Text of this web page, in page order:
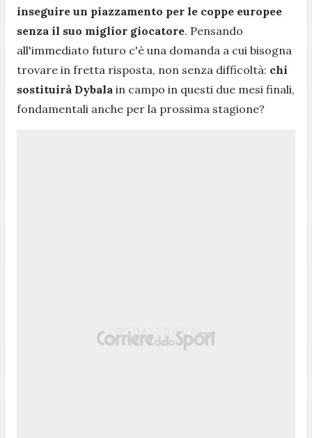
inseguire un piazzamento per le coppe europee
senza il suo miglior giocatore. Pensando
all'immediato futuro c'è una domanda a cui bisogna
trovare in fretta risposta, non senza difficoltà: chi
sostituirà Dybala in campo in questi due mesi finali,
fondamentali anche per la prossima stagione?